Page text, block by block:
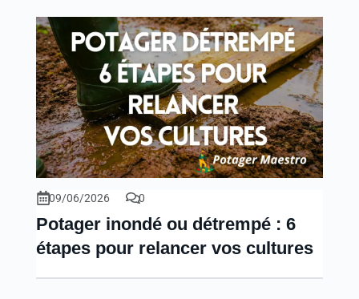
09/06/2026 0
Potager inondé ou détrempé : 6
étapes pour relancer vos cultures